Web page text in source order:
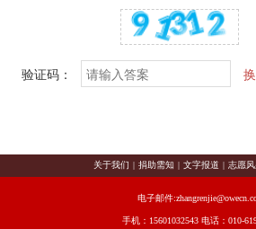
验证码：
关于我们 | 捐助需知 | 文字报道 | 志愿
电子邮件
手机：15601032543 电话：010-